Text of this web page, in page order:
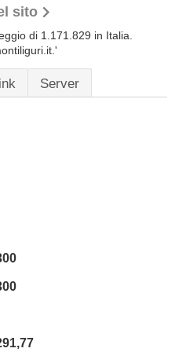
sito
di 1.171.829 in Italia.
Server